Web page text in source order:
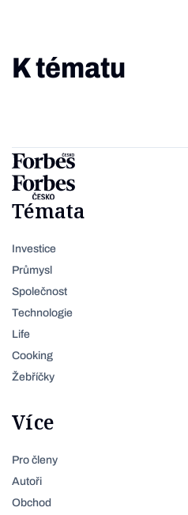
K tématu
Témata
Investice
Průmysl
Společnost
Technologie
Life
Cooking
Žebříčky
Více
Pro členy
Autoři
Obchod